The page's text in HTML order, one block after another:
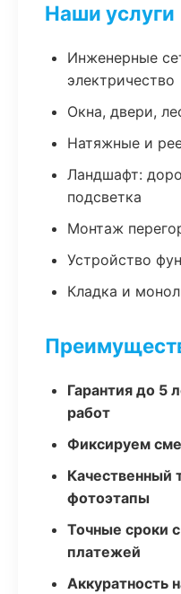
Наши услуги
Инженерные
электричество
Окна, двери,
Натяжные и
Ландшафт:
подсветка
Монтаж
Устройство
Кладка и
Гарантия до 5
работ
Фиксируем
Качественный
фотоэтапы
Точные сроки
платежей
Аккуратность